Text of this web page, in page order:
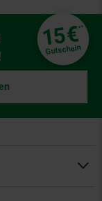
15€**
Gutschein